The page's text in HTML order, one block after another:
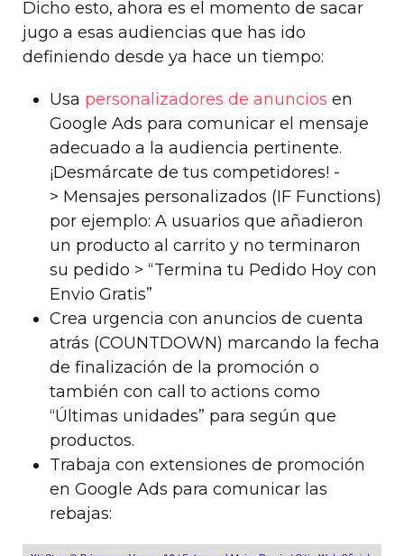
Dicho esto, ahora es el momento de sacar
jugo a esas audiencias que has ido
definiendo desde ya hace un tiempo:
Usa personalizadores de anuncios en
Google Ads para comunicar el mensaje
adecuado a la audiencia pertinente.
¡Desmárcate de tus competidores! -
> Mensajes personalizados (IF Functions)
por ejemplo: A usuarios que añadieron
un producto al carrito y no terminaron
su pedido > “Termina tu Pedido Hoy con
Envio Gratis”
Crea urgencia con anuncios de cuenta
atrás (COUNTDOWN) marcando la fecha
de finalización de la promoción o
también con call to actions como
“Últimas unidades” para según que
productos.
Trabaja con extensiones de promoción
en Google Ads para comunicar las
rebajas: